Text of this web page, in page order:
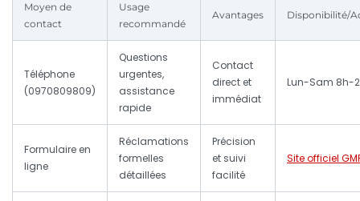
Moyen de
contact
Usage
recommandé
Avantages Disponibilité/
Téléphone
(0970809809)
Questions
urgentes,
assistance
rapide
Contact
direct et
immédiat
Lun-Sam 8h-
Formulaire en
ligne
Réclamations
formelles
détaillées
Précision
et suivi
facilité
Site officiel